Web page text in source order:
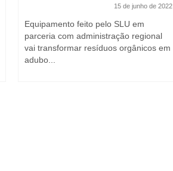
15 de junho de 2022
Equipamento feito pelo SLU em
parceria com administração regional
vai transformar resíduos orgânicos em
adubo...